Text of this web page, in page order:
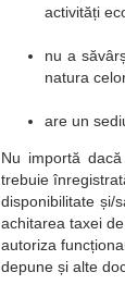
activități
nu a
natura
are un
Nu importă
trebuie
disponibilitate și/
achitarea taxei
autoriza
depune și alte